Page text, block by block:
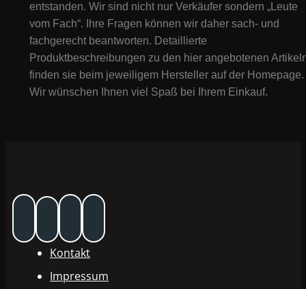
entstanden. Wir sind nicht nur Verkäufer sondern „Leute
vom Fach“. Ihre Fragen können wir daher sach- und
fachgerecht beantworten. Detaillierte
Produktbeschreibungen zu den hier angebotenen
finden sie beim jeweiligem Hersteller auf der Homepage.
Wir wünschen Ihnen viel Spaß bei Ihrem Einkauf.
Kontakt
Impressum